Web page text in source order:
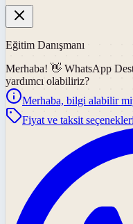
Eğitim Danışmanı
Merhaba! 👋 WhatsApp
yardımcı olabiliriz?
Merhaba, bilgi alabilir
Fiyat ve taksit seçenekleri